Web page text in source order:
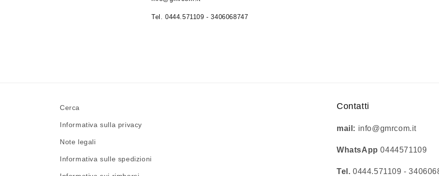
Tel. 0444.571109 - 3406068747
Cerca
Informativa sulla privacy
Note legali
Informativa sulle spedizioni
Contatti
mail: info@gmrcom.it
WhatsApp0444571109
Tel. 0444.571109 -